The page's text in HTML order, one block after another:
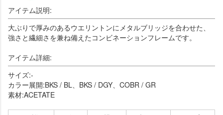
アイテム説明:
大ぶりで厚みのあるウエリントンにメタルブリッジを合わせた、
強さと繊細さを兼ね備えたコンビネーションフレームです。
アイテム詳細:
サイズ:-
カラー展開:BKS / BL、BKS / DGY、COBR / GR
素材:ACETATE